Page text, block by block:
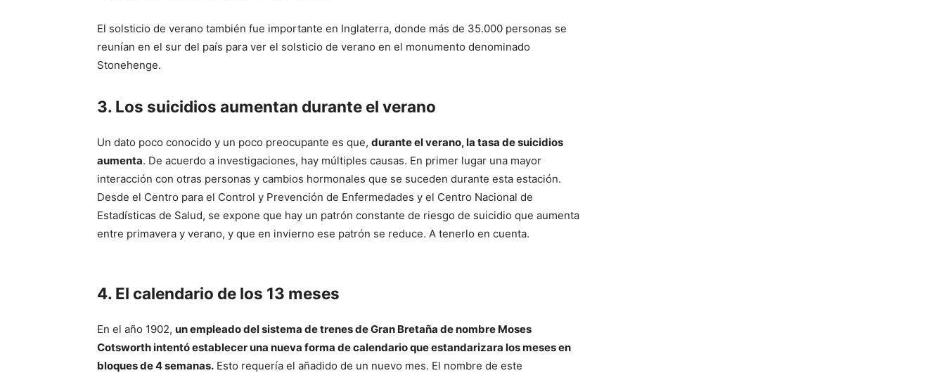
El solsticio de verano también fue importante en Inglaterra, donde más de 35.000 personas se
reunían en el sur del país para ver el solsticio de verano en el monumento denominado
Stonehenge.
3. Los suicidios aumentan durante el verano
Un dato poco conocido y un poco preocupante es que, durante el verano, la tasa de suicidios
aumenta. De acuerdo a investigaciones, hay múltiples causas. En primer lugar una mayor
interacción con otras personas y cambios hormonales que se suceden durante esta estación.
Desde el Centro para el Control y Prevención de Enfermedades y el Centro Nacional de
Estadísticas de Salud, se expone que hay un patrón constante de riesgo de suicidio que aumenta
entre primavera y verano, y que en invierno ese patrón se reduce. A tenerlo en cuenta.
4. El calendario de los 13 meses
En el año 1902, un empleado del sistema de trenes de Gran Bretaña de nombre Moses
Cotsworth intentó establecer una nueva forma de calendario que estandarizara los meses en
bloques de 4 semanas. Esto requería el añadido de un nuevo mes. El nombre de este